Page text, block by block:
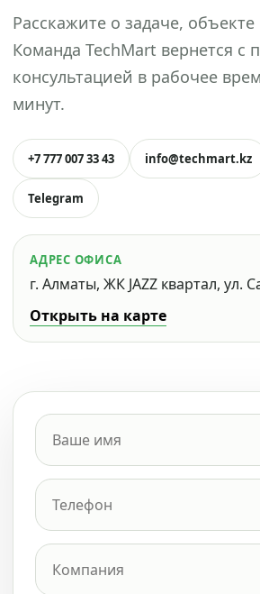
Расскажите о задаче, объекте
Команда TechMart вернется с
консультацией в рабочее
минут.
+7 777 007 33 43 info@techmart.kz
Telegram
АДРЕС ОФИСА
г. Алматы, ЖК JAZZ квартал, ул.
Открыть на карте